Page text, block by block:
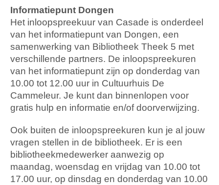
Informatiepunt Dongen
Het inloopspreekuur van Casade is onderdeel
van het informatiepunt van Dongen, een
samenwerking van Bibliotheek Theek 5 met
verschillende partners. De inloopspreekuren
van het informatiepunt zijn op donderdag van
10.00 tot 12.00 uur in Cultuurhuis De
Cammeleur. Je kunt dan binnenlopen voor
gratis hulp en informatie en/of doorverwijzing.
Ook buiten de inloopspreekuren kun je al jouw
vragen stellen in de bibliotheek. Er is een
bibliotheekmedewerker aanwezig op
maandag, woensdag en vrijdag van 10.00 tot
17.00 uur, op dinsdag en donderdag van 10.00